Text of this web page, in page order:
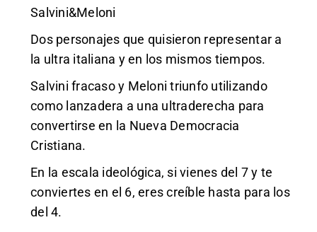
Salvini&Meloni
Dos personajes que quisieron representar a
la ultra italiana y en los mismos tiempos.
Salvini fracaso y Meloni triunfo utilizando
como lanzadera a una ultraderecha para
convertirse en la Nueva Democracia
Cristiana.
En la escala ideológica, si vienes del 7 y te
conviertes en el 6, eres creíble hasta para los
del 4.